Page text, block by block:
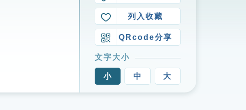
列入收藏
QRcode分享
文字大小
小 中 大